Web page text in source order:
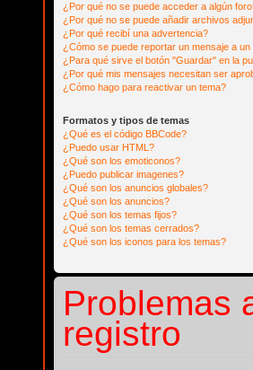
¿Por qué no se puede acceder a algún
¿Por qué no se puede añadir archivos
¿Por qué recibí una advertencia?
¿Cómo se puede reportar un mensaje a
¿Para qué sirve el botón "Guardar" en la
¿Por qué mis mensajes necesitan ser
¿Cómo hago para reactivar un tema?
Formatos y tipos de temas
¿Qué es el código BBCode?
¿Puedo usar HTML?
¿Qué son los emoticonos?
¿Puedo publicar imagenes?
¿Qué son los anuncios globales?
¿Qué son los anuncios?
¿Qué son los temas fijos?
¿Qué son los temas cerrados?
¿Qué son los iconos para los temas?
Problemas
registro